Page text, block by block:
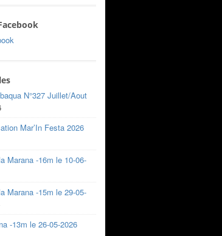
N°327 Juillet/Aout
Mar’In Festa 2026
Marana -16m le 10-06-
Marana -15m le 29-05-
-13m le 26-05-2026